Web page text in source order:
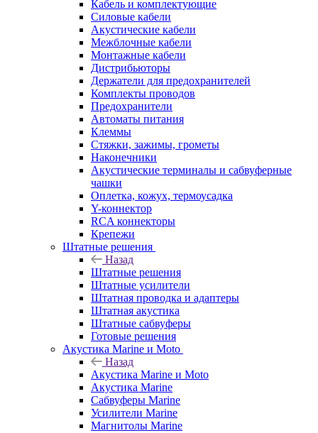
Кабель и комплектующие
Силовые кабели
Акустические кабели
Межблочные кабели
Монтажные кабели
Дистрибьюторы
Держатели для предохранителей
Комплекты проводов
Предохранители
Автоматы питания
Клеммы
Стяжки, зажимы, грометы
Наконечники
Акустические терминалы и сабвуферные
чашки
Оплетка, кожух, термоусадка
Y-коннектор
RCA коннекторы
Крепежи
Штатные решения
Назад
Штатные решения
Штатные усилители
Штатная проводка и адаптеры
Штатная акустика
Штатные сабвуферы
Готовые решения
Акустика Marine и Moto
Назад
Акустика Marine и Moto
Акустика Marine
Сабвуферы Marine
Усилители Marine
Магнитолы Marine